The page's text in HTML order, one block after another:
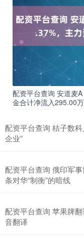
配资平台查询 安道麦
金合计净流入295.00
配资平台查询 桔子数
企业”
配资平台查询 俄印军
条对华“制衡”的暗线
配资平台查询 苹果牌
音翻译